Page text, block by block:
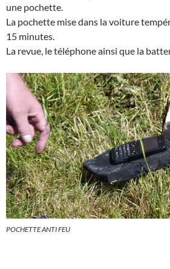
une pochette.
La pochette mise dans la voiture
15 minutes.
La revue, le téléphone ainsi que la
POCHETTE ANTI FEU